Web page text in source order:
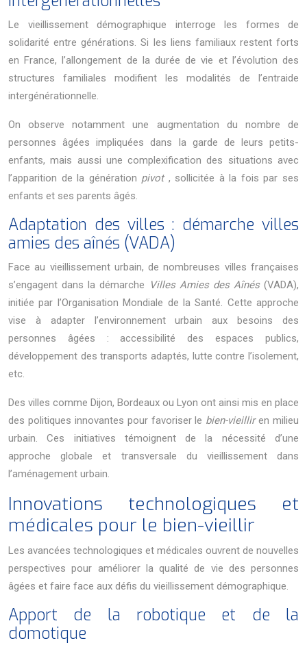
Le vieillissement démographique interroge les formes de
solidarité entre générations. Si les liens familiaux restent forts
en France, l’allongement de la durée de vie et l’évolution des
structures familiales modifient les modalités de l’entraide
intergénérationnelle.
On observe notamment une augmentation du nombre de
personnes âgées impliquées dans la garde de leurs petits-
enfants, mais aussi une complexification des situations avec
l’apparition de la génération pivot , sollicitée à la fois par ses
enfants et ses parents âgés.
Adaptation des villes : démarche villes
amies des aînés (VADA)
Face au vieillissement urbain, de nombreuses villes françaises
s’engagent dans la démarche
Villes Amies des Aînés (VADA),
initiée par l’Organisation Mondiale de la Santé. Cette approche
vise à adapter l’environnement urbain aux besoins des
personnes âgées : accessibilité des espaces publics,
développement des transports adaptés, lutte contre l’isolement,
etc.
Des villes comme Dijon, Bordeaux ou Lyon ont ainsi mis en place
des politiques innovantes pour favoriser le bien-vieilliren milieu
urbain. Ces initiatives témoignent de la nécessité d’une
approche globale et transversale du vieillissement dans
l’aménagement urbain.
Innovations technologiques et
médicales pour le bien-vieillir
Les avancées technologiques et médicales ouvrent de nouvelles
perspectives pour améliorer la qualité de vie des personnes
âgées et faire face aux défis du vieillissement démographique.
Apport de la robotique et de la
domotique